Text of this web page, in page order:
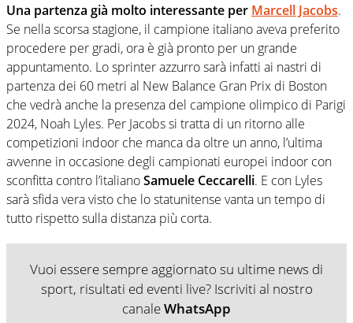
Una partenza già molto interessante per Marcell Jacobs.
Se nella scorsa stagione, il campione italiano aveva preferito
procedere per gradi, ora è già pronto per un grande
appuntamento. Lo sprinter azzurro sarà infatti ai nastri di
partenza dei 60 metri al New Balance Gran Prix di Boston
che vedrà anche la presenza del campione olimpico di Parigi
2024, Noah Lyles. Per Jacobs si tratta di un ritorno alle
competizioni indoor che manca da oltre un anno, l’ultima
avvenne in occasione degli campionati europei indoor con
sconfitta contro l’italianoSamuele Ceccarelli. E con Lyles
sarà sfida vera visto che lo statunitense vanta un tempo di
tutto rispetto sulla distanza più corta.
Vuoi essere sempre aggiornato su ultime news di
sport, risultati ed eventi live? Iscriviti al nostro
canaleWhatsApp